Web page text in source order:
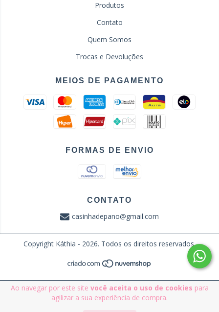
Ao navegar por este site você aceita o uso de cookies para
agilizar a sua experiência de compra.
Produtos
Contato
Quem Somos
Trocas e Devoluções
MEIOS DE PAGAMENTO
FORMAS DE ENVIO
CONTATO
casinhadepano@gmail.com
Copyright Káthia - 2026. Todos os direitos reservados.